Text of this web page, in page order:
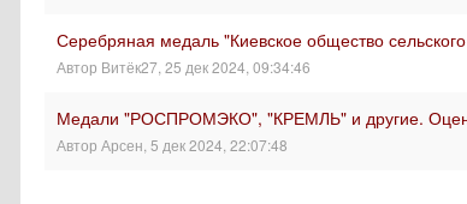
Серебряная медаль "Киевское общество
Автор Витёк27 25 дек 2024, 09:34:46
Медали "РОСПРОМЭКО", "КРЕМЛЬ" и другие.
Автор Арсен 5 дек 2024, 22:07:48